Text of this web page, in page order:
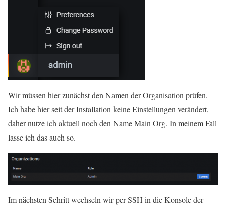
Wir müssen hier zunächst den Namen der Organisation prüfen.
Ich habe hier seit der Installation keine Einstellungen verändert,
daher nutze ich aktuell noch den Name Main Org. In meinem Fall
lasse ich das auch so.
Im nächsten Schritt wechseln wir per SSH in die Konsole der